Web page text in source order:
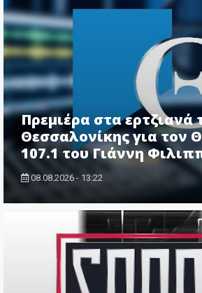
Πρεμιέρα στα ερτζιανά
Θεσσαλονίκης για τον
107.1 του Γιάννη
08.08.2026 - 13:22